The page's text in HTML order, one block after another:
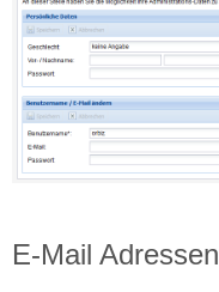
E-Mail Adressen